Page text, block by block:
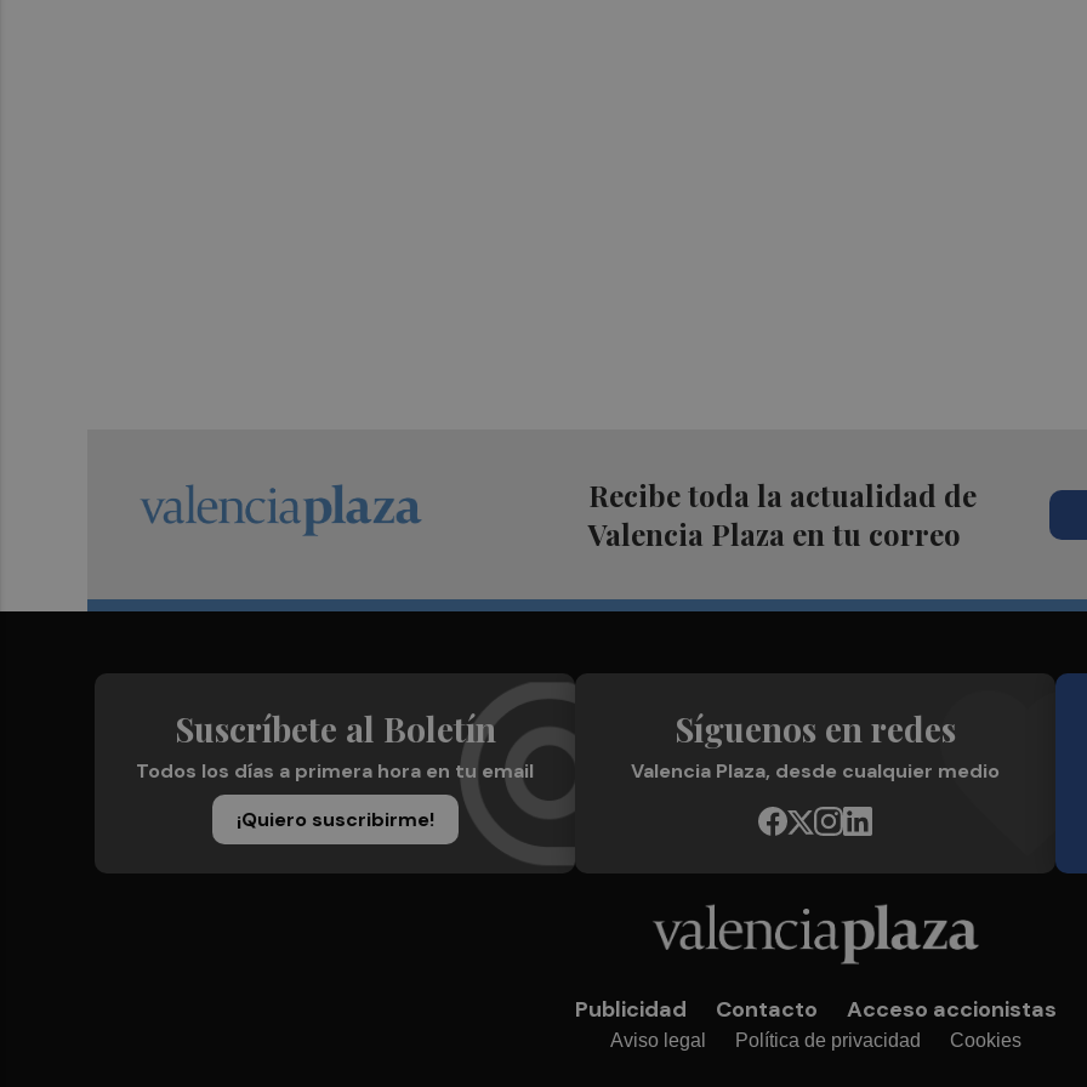
Recibe toda la actualidad de
Valencia Plaza en tu correo
Suscríbete al Boletín
Todos los días a primera hora en tu email
¡Quiero suscribirme!
Síguenos en redes
Valencia Plaza, desde cualquier medio
Publicidad Contacto Acceso accionistas
Aviso legal Política de privacidad Cookies